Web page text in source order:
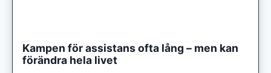
Kampen för assistans ofta lång – men kan
förändra hela livet